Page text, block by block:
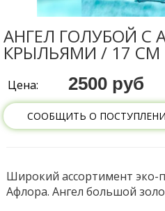
АНГЕЛ ГОЛУБОЙ С
КРЫЛЬЯМИ / 17 СМ
Цена: 2500 руб
СООБЩИТЬ О
Широкий ассортимент эко-
Афлора. Ангел большой